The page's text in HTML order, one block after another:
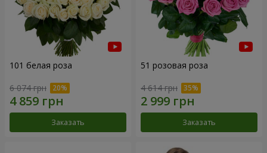
101 белая роза
6 074 грн
Заказать
51 розовая роза
4 614 грн
Заказать